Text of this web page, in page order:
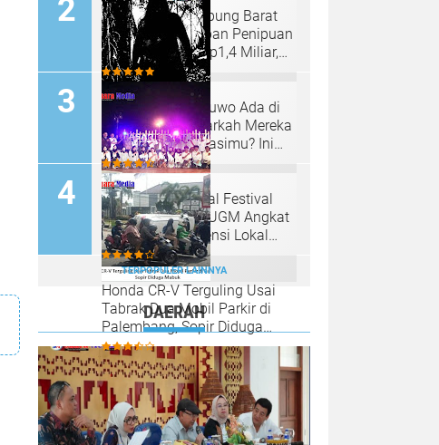
Petani Kopi Lampung Barat
Diduga Jadi Korban Penipuan
Transaksi Kopi Rp1,4 Miliar,
Kasus Dilaporkan ke Polda
Lampung
7 Ciri-Ciri Genderuwo Ada di
Sekitar Kita, Benarkah Mereka
Sedang Mengawasimu? Ini
Tanda-Tanda yang Sering
Diabaikan
Seminung Cultural Festival
2026, KKN-PPM UGM Angkat
Budaya dan Potensi Lokal
Lumbok Seminung
Honda CR-V Terguling Usai
Tabrak Dua Mobil Parkir di
Palembang, Sopir Diduga
Mabuk
TERPOPULER LAINNYA
DAERAH